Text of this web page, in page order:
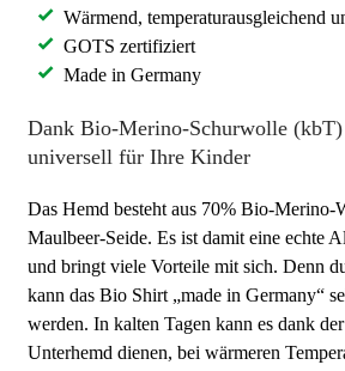
Wärmend, temperaturausgleichend
GOTS zertifiziert
Made in Germany
Dank Bio-Merino-Schurwolle
universell für Ihre Kinder
Das Hemd besteht aus 70% Bio-Merino-
Maulbeer-Seide. Es ist damit eine echte
und bringt viele Vorteile mit sich. Denn
kann das Bio Shirt „made in Germany“
werden. In kalten Tagen kann es dank
Unterhemd dienen, bei wärmeren